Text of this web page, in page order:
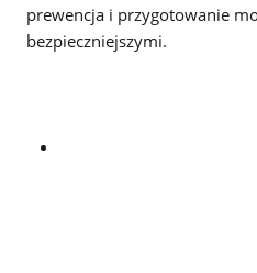
prewencja i przygotowanie
bezpieczniejszymi.